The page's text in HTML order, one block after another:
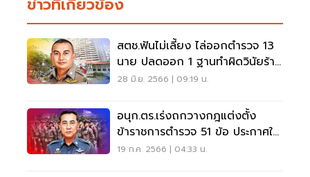
สตช.ฟันไม่เลี้ยง ไล่ออกตำรวจ 13
นาย ปลดออก 1 ฐานทำผิดวินัยร้าย
แรง
28 มิ.ย. 2566 | 09:19 น.
อนุก.ตร.เร่งถกวางกฎแต่งตั้ง
ข้าราชการตำรวจ 51 ข้อ ประกาศใช้
ปี 2567
19 ก.ค. 2566 | 04:33 น.